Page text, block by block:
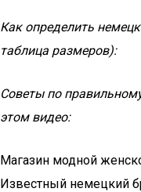
Как определить
таблица размеров):
Советы по
этом видео:
Магазин модной
Известный немецкий